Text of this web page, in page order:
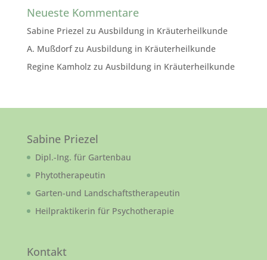
Neueste Kommentare
Sabine Priezel zu Ausbildung in Kräuterheilkunde
A. Mußdorfzu Ausbildung in Kräuterheilkunde
Regine Kamholz zu Ausbildung in Kräuterheilkunde
Sabine Priezel
Dipl.-Ing. für Gartenbau
Phytotherapeutin
Garten-und Landschaftstherapeutin
Heilpraktikerin für Psychotherapie
Kontakt